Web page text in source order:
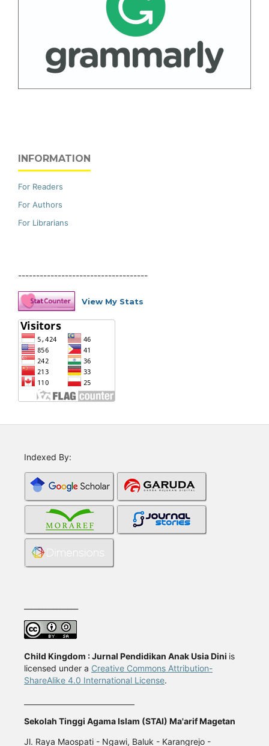
INFORMATION
For Readers
For Authors
For Librarians
------------------------------------
View My Stats
Indexed By:
Child Kingdom : Jurnal Pendidikan Anak Usia Dini is
licensed under a Creative Commons Attribution-
ShareAlike 4.0 International License.
Sekolah Tinggi Agama Islam (STAI) Ma'arif Magetan
Jl. Raya Maospati - Ngawi, Baluk - Karangrejo -